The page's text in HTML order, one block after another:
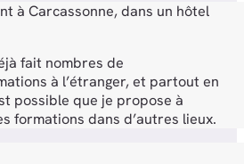
à Carcassonne, dans un hôtel
fait nombres de
à l’étranger, et partout en
possible que je propose à
formations dans d’autres lieux.